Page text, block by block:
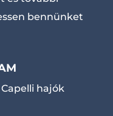
bennünket
hajók